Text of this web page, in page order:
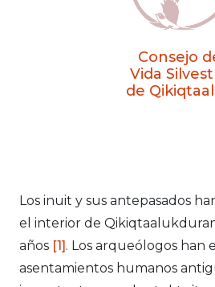
Consejo
Vida
de
Los inuit y sus antepasados
el interior de
años [1]. Los arqueólogos han
asentamientos humanos